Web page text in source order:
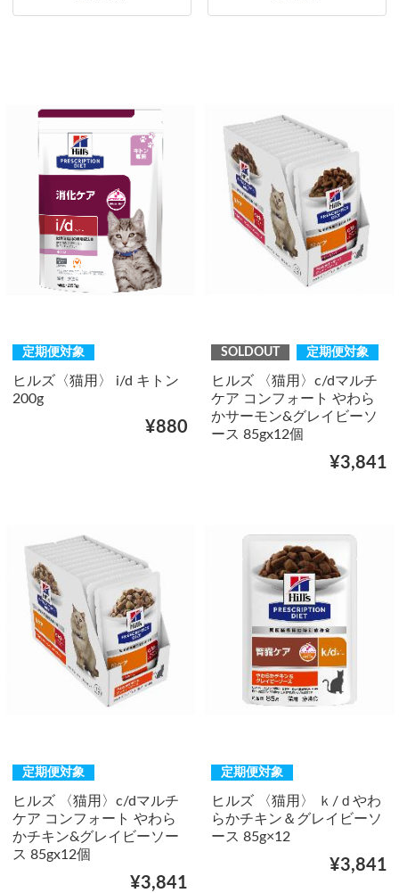
定期便対象
ヒルズ〈猫用〉 i/d キトン
200g
¥880
SOLDOUT 定期便対象
ヒルズ 〈猫用〉c/dマルチ
ケア コンフォート やわら
かサーモン&グレイビーソ
ース 85gx12個
¥3,841
定期便対象
ヒルズ 〈猫用〉c/dマルチ
ケア コンフォート やわら
かチキン&グレイビーソー
ス 85gx12個
¥3,841
定期便対象
ヒルズ 〈猫用〉 ｋ/ｄやわ
らかチキン＆グレイビーソ
ース 85g×12
¥3,841